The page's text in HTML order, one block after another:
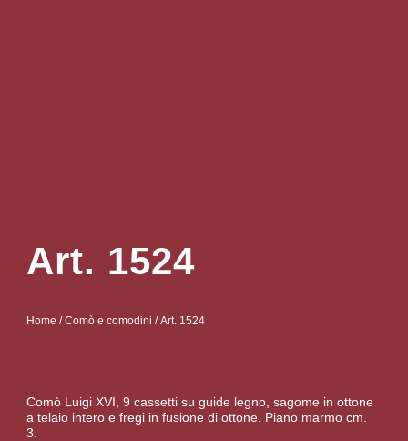
Art. 1524
Home /Comò e comodini / Art. 1524
Comò Luigi XVI, 9 cassetti su guide legno, sagome in ottone
a telaio intero e fregi in fusione di ottone. Piano marmo cm.
3.